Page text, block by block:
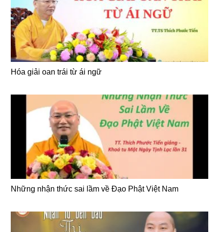
Hóa giải oan trái từ ái ngữ
Những nhận thức sai lầm về Đạo Phật Việt Nam